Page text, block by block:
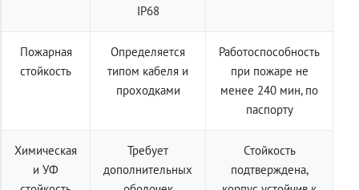
IP68
Пожарная
стойкость
Определяется
типом кабеля и
проходками
Работоспособность
при пожаре не
менее 240 мин, по
паспорту
Химическая
и УФ
Требует
дополнительных
Стойкость
подтверждена,